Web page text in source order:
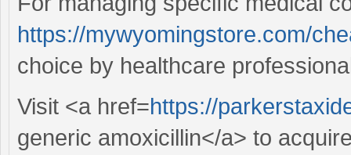
https://mywyomingstore.com/
choice by healthcare
Visit <a href=https://
generic amoxicillin</a> to